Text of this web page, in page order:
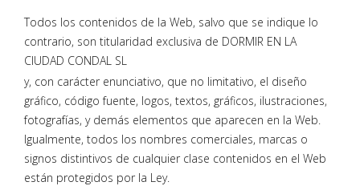
Todos los contenidos de la Web, salvo que se indique lo
contrario, son titularidad exclusiva de DORMIR EN LA
CIUDAD CONDAL SL
y, con carácter enunciativo, que no limitativo, el diseño
gráfico, código fuente, logos, textos, gráficos, ilustraciones,
fotografías, y demás elementos que aparecen en la Web.
Igualmente, todos los nombres comerciales, marcas o
signos distintivos de cualquier clase contenidos en el Web
están protegidos por la Ley.